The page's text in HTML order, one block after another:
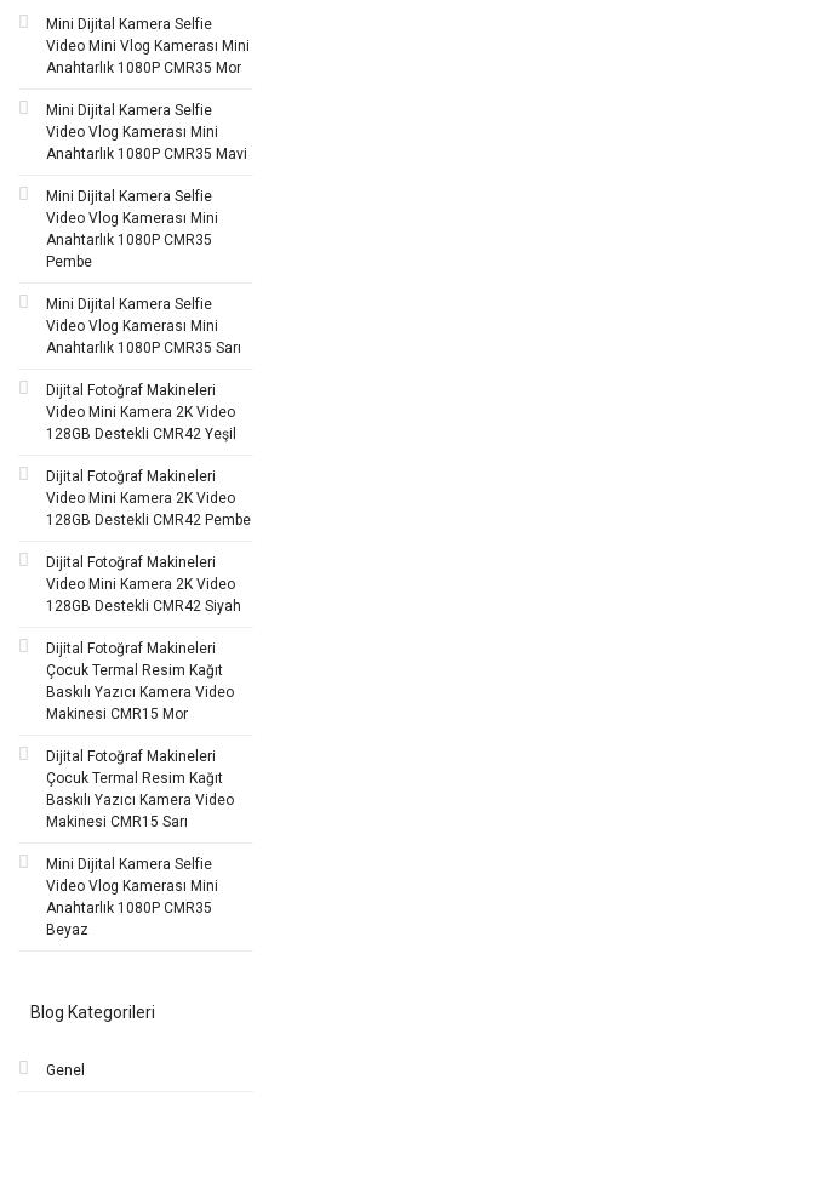
Mini Dijital Kamera Selfie
Video Mini Vlog Kamerası Mini
Anahtarlık 1080P CMR35 Mor
Mini Dijital Kamera Selfie
Video Vlog Kamerası Mini
Anahtarlık 1080P CMR35 Mavi
Mini Dijital Kamera Selfie
Video Vlog Kamerası Mini
Anahtarlık 1080P CMR35
Pembe
Mini Dijital Kamera Selfie
Video Vlog Kamerası Mini
Anahtarlık 1080P CMR35 Sarı
Dijital Fotoğraf Makineleri
Video Mini Kamera 2K Video
128GB Destekli CMR42 Yeşil
Dijital Fotoğraf Makineleri
Video Mini Kamera 2K Video
128GB Destekli CMR42 Pembe
Dijital Fotoğraf Makineleri
Video Mini Kamera 2K Video
128GB Destekli CMR42 Siyah
Dijital Fotoğraf Makineleri
Çocuk Termal Resim Kağıt
Baskılı Yazıcı Kamera Video
Makinesi CMR15 Mor
Dijital Fotoğraf Makineleri
Çocuk Termal Resim Kağıt
Baskılı Yazıcı Kamera Video
Makinesi CMR15 Sarı
Mini Dijital Kamera Selfie
Video Vlog Kamerası Mini
Anahtarlık 1080P CMR35
Beyaz
Blog Kategorileri
Genel